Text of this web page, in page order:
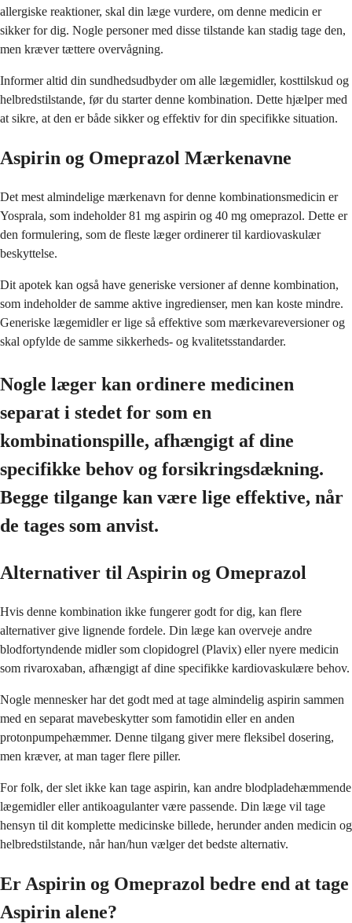
allergiske reaktioner, skal din læge vurdere, om denne medicin er
sikker for dig. Nogle personer med disse tilstande kan stadig tage den,
men kræver tættere overvågning.
Informer altid din sundhedsudbyder om alle lægemidler, kosttilskud og
helbredstilstande, før du starter denne kombination. Dette hjælper med
at sikre, at den er både sikker og effektiv for din specifikke situation.
Aspirin og Omeprazol Mærkenavne
Det mest almindelige mærkenavn for denne kombinationsmedicin er
Yosprala, som indeholder 81 mg aspirin og 40 mg omeprazol. Dette er
den formulering, som de fleste læger ordinerer til kardiovaskulær
beskyttelse.
Dit apotek kan også have generiske versioner af denne kombination,
som indeholder de samme aktive ingredienser, men kan koste mindre.
Generiske lægemidler er lige så effektive som mærkevareversioner og
skal opfylde de samme sikkerheds- og kvalitetsstandarder.
Nogle læger kan ordinere medicinen
separat i stedet for som en
kombinationspille, afhængigt af dine
specifikke behov og forsikringsdækning.
Begge tilgange kan være lige effektive, når
de tages som anvist.
Alternativer til Aspirin og Omeprazol
Hvis denne kombination ikke fungerer godt for dig, kan flere
alternativer give lignende fordele. Din læge kan overveje andre
blodfortyndende midler som clopidogrel (Plavix) eller nyere medicin
som rivaroxaban, afhængigt af dine specifikke kardiovaskulære behov.
Nogle mennesker har det godt med at tage almindelig aspirin sammen
med en separat mavebeskytter som famotidin eller en anden
protonpumpehæmmer. Denne tilgang giver mere fleksibel dosering,
men kræver, at man tager flere piller.
For folk, der slet ikke kan tage aspirin, kan andre blodpladehæmmende
lægemidler eller antikoagulanter være passende. Din læge vil tage
hensyn til dit komplette medicinske billede, herunder anden medicin og
helbredstilstande, når han/hun vælger det bedste alternativ.
Er Aspirin og Omeprazol bedre end at tage
Aspirin alene?